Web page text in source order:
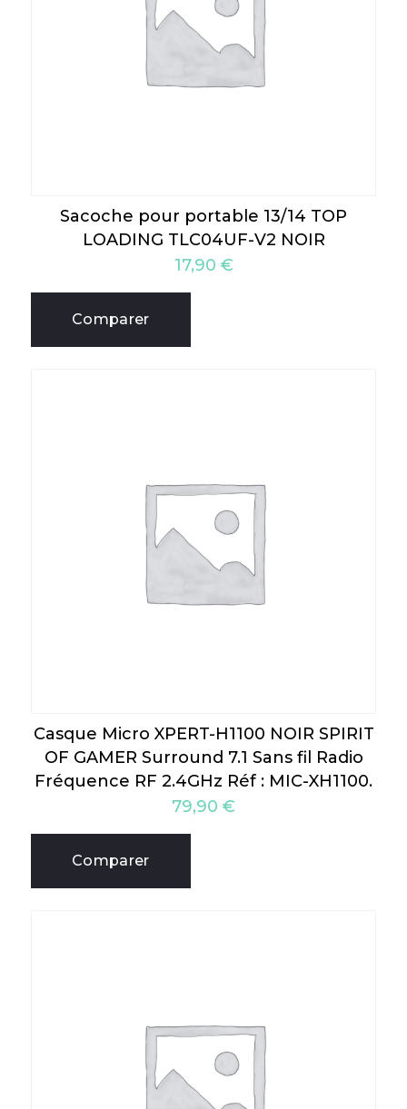
Sacoche pour portable 13/14 TOP
LOADING TLC04UF-V2 NOIR
17,90 €
Comparer
Casque Micro XPERT-H1100 NOIR SPIRIT
OF GAMER Surround 7.1 Sans fil Radio
Fréquence RF 2.4GHz Réf : MIC-XH1100.
79,90 €
Comparer